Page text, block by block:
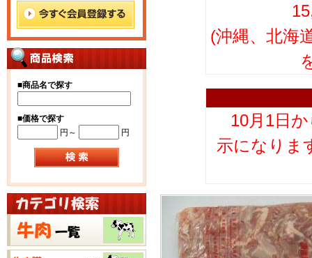
■商品名で探す
■価格で探す
円～
円
(沖縄、北海
10月1日
示になりま